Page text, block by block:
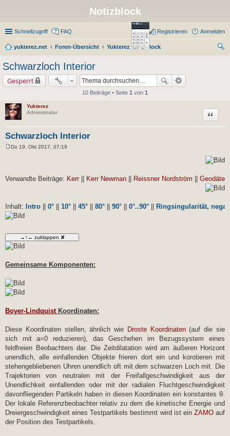
Notizblock
Schnellzugriff FAQ Anmelden
Registrieren
yukterez.net Foren-Übersicht
Yukterez Notizblock
Schwarzloch Interior
Gesperrt
10 Beiträge • Seite 1 von 1
Yukterez
Administrator
Schwarzloch Interior
Zitat
a
Do 19. Okt 2017, 07:19
Verwandte Beiträge: Kerr Kerr Newman Reissner Nordström
Inhalt: Intro 0° 10° 45° 80° 90° 0°..90° Ringsingularität,
Gemeinsame Komponenten:
Boyer-LindquistKoordinaten:
Diese Koordinaten stellen, ähnlich wie Droste Koordinaten(auf die sie
sich mit a=0 reduzieren), das Geschehen im Bezugssystem eines
feldfreien Beobachters dar. Die Zeitdilatation wird am äußeren Horizont
unendlich, alle einfallenden Objekte frieren dort ein und korotieren mit
stehengebliebenen Uhren unendlich oft mit dem schwarzen Loch mit. Die
Trajektorien von neutralen mit der Freifallgeschwindigkeit aus der
Unendlichkeit einfallenden oder mit der radialen Fluchtgeschwindigkeit
davonfliegenden Partikeln haben in diesen Koordinaten ein konstantes θ.
Der lokale Referenzbeobachter relativ zu dem die kinetische Energie und
Dreiergeschwindigkeit eines Testpartikels bestimmt wird ist ein ZAMOauf
der Position des Testpartikels.